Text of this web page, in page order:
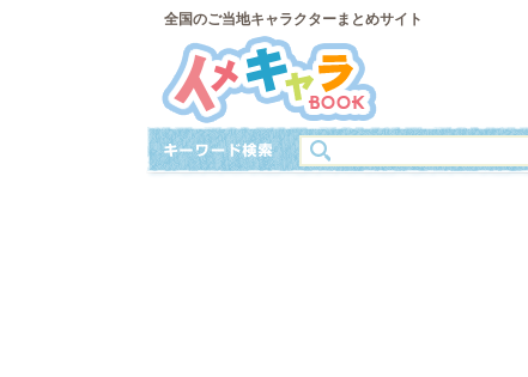
全国のご当地キャラクターまとめサイト